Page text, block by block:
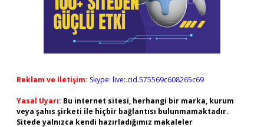
Reklam ve İletişim: Skype: live:.cid.575569c608265c69
Yasal Uyarı: Bu internet sitesi, herhangi bir marka, kurum
veya şahıs şirketi ile hiçbir bağlantısı bulunmamaktadır.
Sitede yalnızca kendi hazırladığımız makaleler